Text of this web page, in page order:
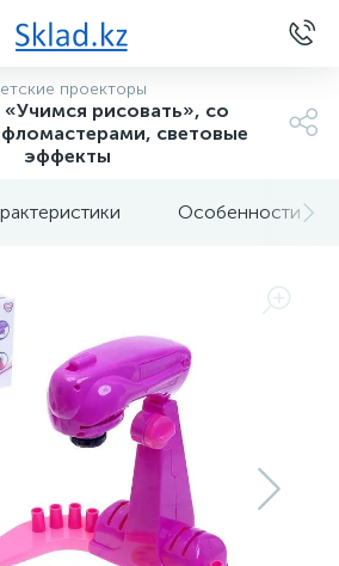
проекторы
рисовать», со
световые
эффекты
Особенности